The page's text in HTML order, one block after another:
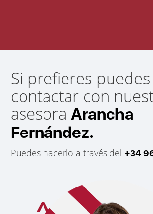
Si prefieres puedes
contactar con
asesoraArancha
Fernández.
Puedes hacerlo a través del +34